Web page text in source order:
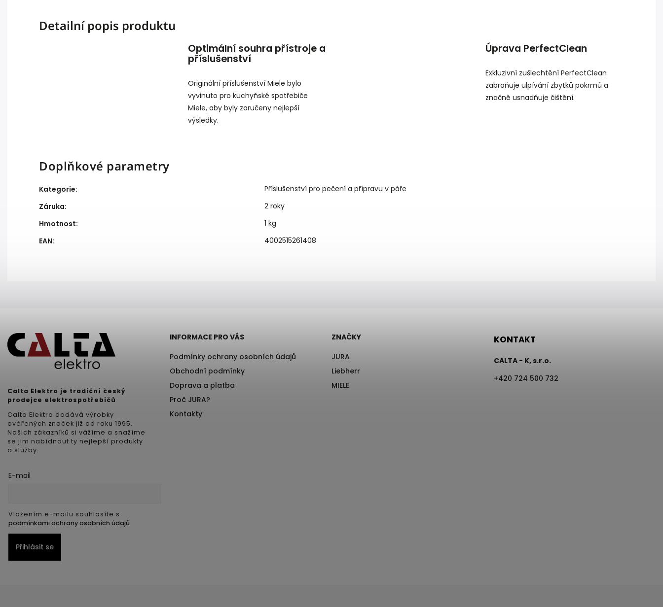
Detailní popis produktu
Optimální souhra přístroje a
příslušenství
Originální příslušenství Miele bylo
vyvinuto pro kuchyňské spotřebiče
Miele, aby byly zaručeny nejlepší
výsledky.
Úprava PerfectClean
Exkluzivní zušlechtění PerfectClean
zabraňuje ulpívání zbytků pokrmů a
značně usnadňuje čištění.
Doplňkové parametry
Kategorie:
Příslušenství pro pečení a přípravu v páře
Záruka:
2 roky
Hmotnost:
1 kg
EAN: 4002515261408
Calta Elektro je tradiční český
prodejce elektrospotřebičů
Calta Elektro dodává výrobky
ověřených značek již od roku 1995.
Našich zákazníků si vážíme a snažíme
se jim nabídnout ty nejlepší produkty
a služby.
INFORMACE PRO VÁS
Podmínky ochrany osobních údajů
Obchodní podmínky
Doprava a platba
Proč JURA?
Kontakty
ZNAČKY
JURA
Liebherr
MIELE
KONTAKT
CALTA - K, s.r.o.
+420 724 500 732
E-mail
Vložením e-mailu souhlasíte s
podmínkami ochrany osobních údajů
Přihlásit se